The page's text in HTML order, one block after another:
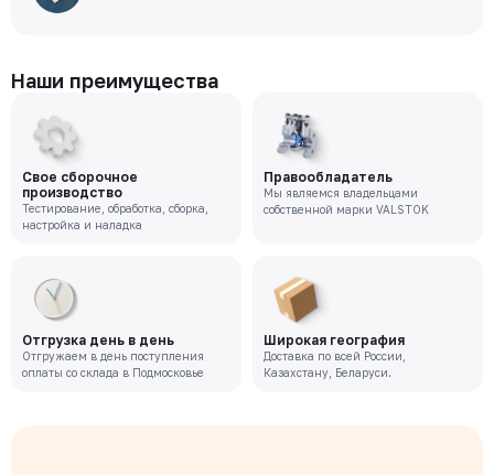
Наши преимущества
Свое сборочное
производство
Тестирование, обработка, сборка,
настройка и наладка
Правообладатель
Мы являемся владельцами
собственной марки VALSTOK
Отгрузка день в день
Отгружаем в день поступления
оплаты со склада в Подмосковье
Широкая география
Доставка по всей России,
Казахстану, Беларуси.